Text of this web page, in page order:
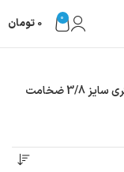
0
0 تومان
محصولات برچسب خورده “لوله مسی شاخه 3 متری سایز 3/8 ضخامت